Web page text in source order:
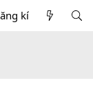
kí